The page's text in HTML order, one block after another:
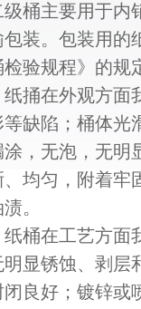
级桶主要用于内
包装。包装用的
检验规程》的规
捅在外观方面
等缺陷；桶体光
涂，无泡，无明
、均匀，附着牢
。
桶在工艺方面
明显锈蚀、剥层
闭良好；镀锌或